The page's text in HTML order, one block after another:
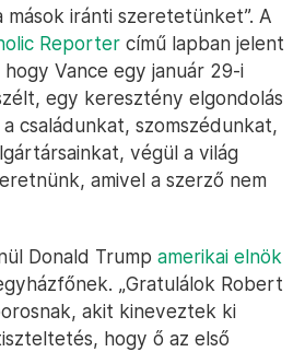
mások iránti szeretetünket”. A
Reporter című lapban jelent
Vance egy január 29-i
egy keresztény elgondolás
családunkat, szomszédunkat,
végül a világ
amivel a szerző nem
Donald Trump amerikai elnök
„Gratulálok Robert
akit kineveztek ki
hogy ő az első